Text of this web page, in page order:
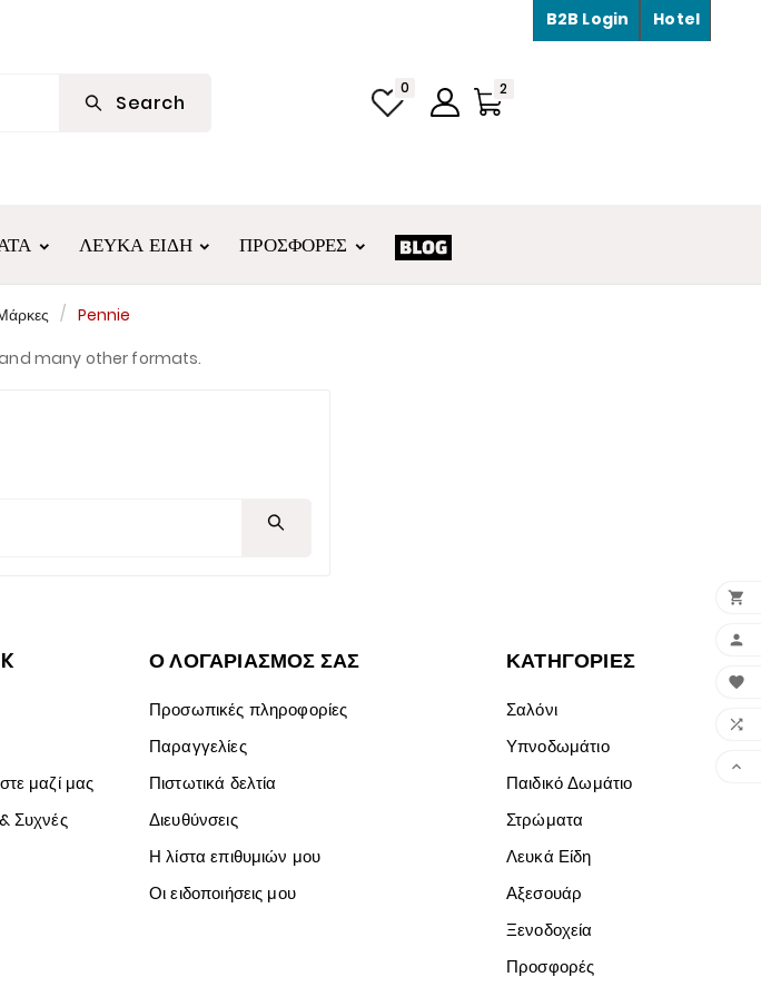
Hotel
B2B Login
Search
0 2
ΛΕΥΚΆ ΕΊΔΗ ΠΡΟΣΦΟΡΈΣ
Pennie
many other formats.
μαζί μας
Συχνές
Ο ΛΟΓΑΡΙΑΣΜΌΣ ΣΑΣ
Προσωπικές πληροφορίες
Παραγγελίες
Πιστωτικά δελτία
Διευθύνσεις
Η λίστα επιθυμιών μου
Οι ειδοποιήσεις μου
ΚΑΤΗΓΟΡΊΕΣ
Σαλόνι
Υπνοδωμάτιο
Παιδικό Δωμάτιο
Στρώματα
Λευκά Είδη
Αξεσουάρ
Ξενοδοχεία
Προσφορές




